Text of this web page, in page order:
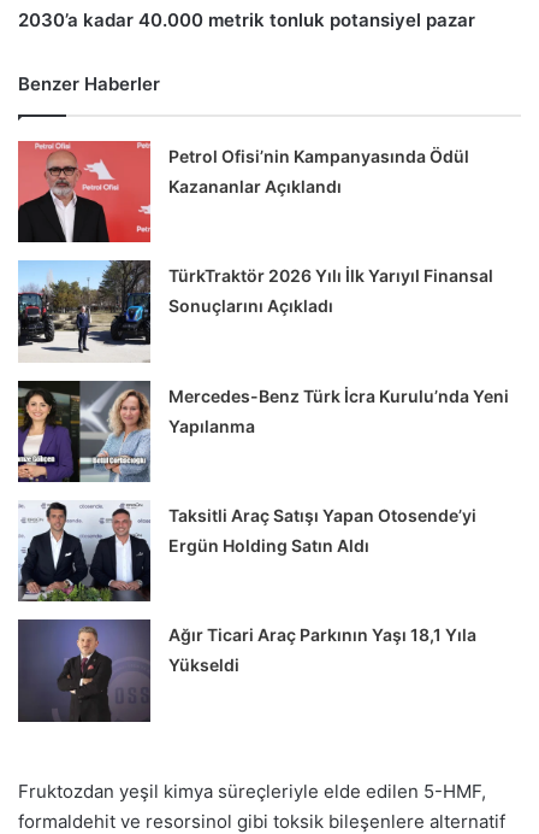
2030’a kadar 40.000 metrik tonluk potansiyel pazar
Benzer Haberler
Petrol Ofisi’nin Kampanyasında Ödül
Kazananlar Açıklandı
TürkTraktör 2026 Yılı İlk Yarıyıl Finansal
Sonuçlarını Açıkladı
Mercedes-Benz Türk İcra Kurulu’nda Yeni
Yapılanma
Taksitli Araç Satışı Yapan Otosende’yi
Ergün Holding Satın Aldı
Ağır Ticari Araç Parkının Yaşı 18,1 Yıla
Yükseldi
Fruktozdan yeşil kimya süreçleriyle elde edilen 5-HMF,
formaldehit ve resorsinol gibi toksik bileşenlere alternatif